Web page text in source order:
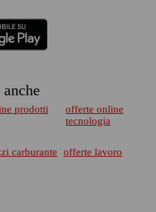
prodotti
offerte online
tecnologia
carburante
offerte lavoro